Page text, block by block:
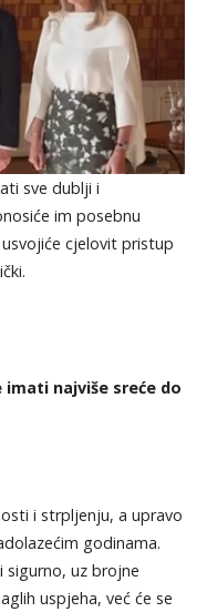
sve dublji i
im posebnu
cjelovit pristup
najviše sreće do
i strpljenju, a upravo
godinama.
sigurno, uz brojne
uspjeha, već će se